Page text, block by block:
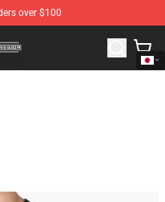
over $100
Fuerza Regida